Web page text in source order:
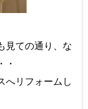
見ての通り、な
・
へリフォームし